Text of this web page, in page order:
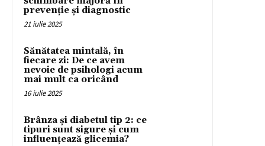
prevenție și diagnostic
21 iulie 2025
Sănătatea mintală, în
fiecare zi: De ce avem
nevoie de psihologi acum
mai mult ca oricând
16 iulie 2025
Brânza și diabetul tip 2: ce
tipuri sunt sigure și cum
influențează glicemia?